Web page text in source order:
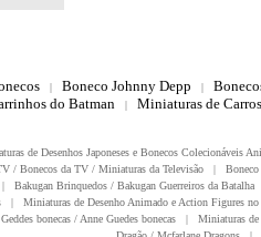
| Boneco Johnny Depp |
do Batman | Miniaturas de
de Desenhos Japoneses e Bonecos Colecionáveis
/ Bonecos da TV / Miniaturas da Televisão |
| Bakugan Brinquedos / Bakugan Guerreiros da Batalha
|
Miniaturas de Desenho Animado e Action Figures
bonecas / Anne Guedes bonecas |
Miniaturas